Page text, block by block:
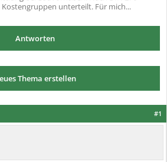
unterteilt. Für mich...
Antworten
Thema erstellen
#1